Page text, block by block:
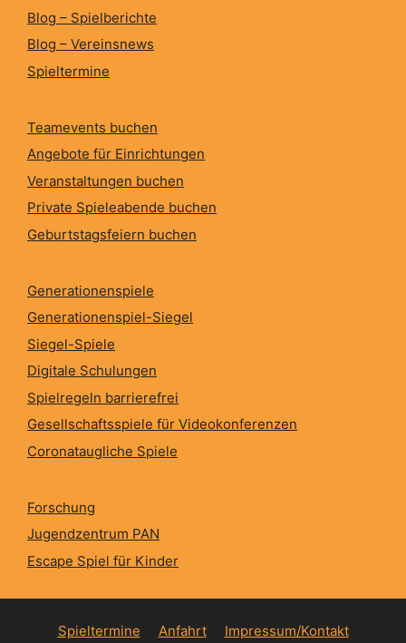
Blog – Spielberichte
Blog – Vereinsnews
Spieltermine
Teamevents buchen
Angebote für Einrichtungen
Veranstaltungen buchen
Private Spieleabende buchen
Geburtstagsfeiern buchen
Generationenspiele
Generationenspiel-Siegel
Siegel-Spiele
Digitale Schulungen
Spielregeln barrierefrei
Gesellschaftsspiele für Videokonferenzen
Coronataugliche Spiele
Forschung
Jugendzentrum PAN
Escape Spiel für Kinder
Spieltermine Anfahrt Impressum/Kontakt